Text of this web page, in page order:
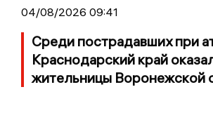
04/08/2026 09:41
Среди пострадавших при
Краснодарский край
жительницы Воронежской